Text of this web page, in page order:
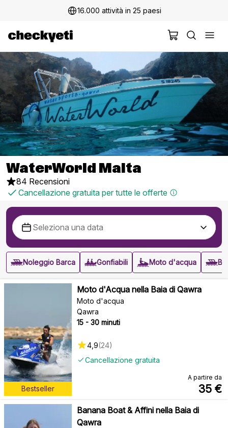
16.000 attività in 25 paesi
WaterWorld Malta
84 Recensioni
Cancellazione gratuita per tutte le offerte
Noleggio Barca Gonfiabili Moto d'acqua
Bestseller
Moto d'Acqua nella Baia di Qawra
Moto d'acqua
Qawra
15 - 30 minuti
Cancellazione gratuita
4,9(24)
A partire da
35 €
Banana Boat & Affini nella Baia di
Qawra